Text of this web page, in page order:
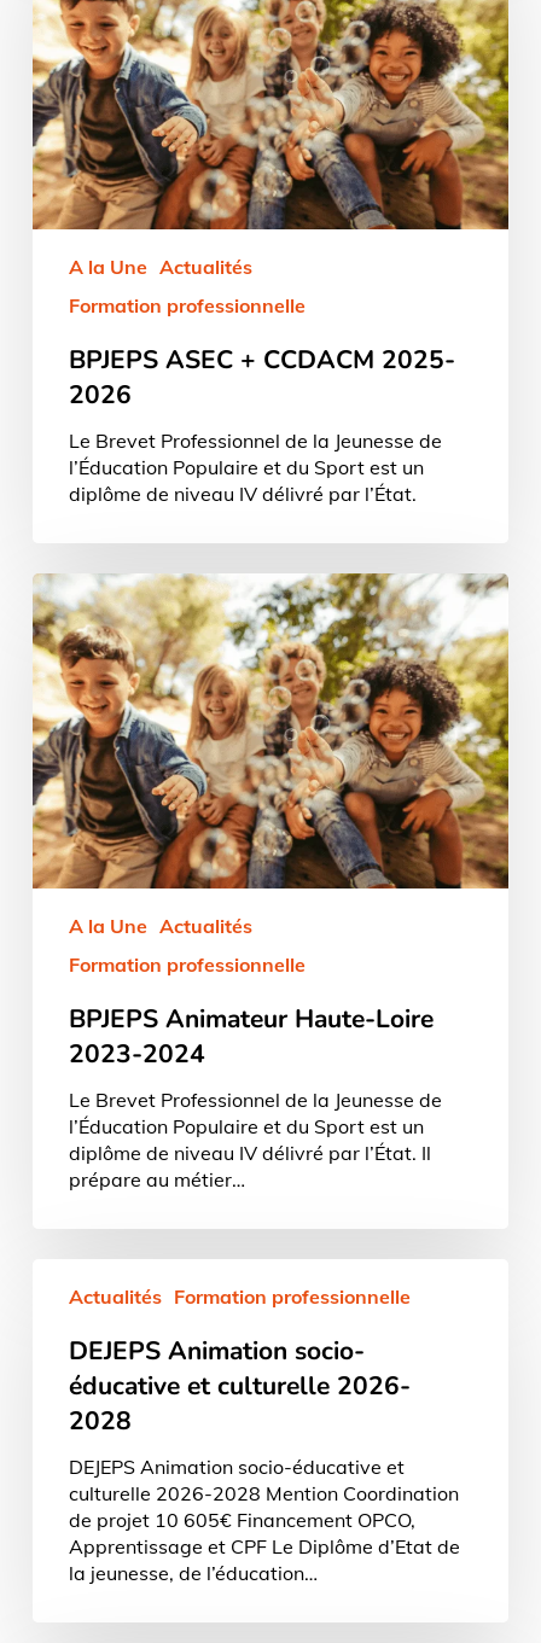
CCDACM
2025-
2026
A la Une Actualités
Formation professionnelle
BPJEPS ASEC + CCDACM 2025-
2026
Le Brevet Professionnel de la Jeunesse de
l’Éducation Populaire et du Sport est un
diplôme de niveau IV délivré par l’État.
BPJEPS
Animateur
Haute-
Loire
2023-
2024
A la Une Actualités
Formation professionnelle
BPJEPS Animateur Haute-Loire
2023-2024
Le Brevet Professionnel de la Jeunesse de
l’Éducation Populaire et du Sport est un
diplôme de niveau IV délivré par l’État. Il
prépare au métier…
Animation
éducative
2026-
2028
Actualités Formation professionnelle
DEJEPS Animation socio-
éducative et culturelle 2026-
2028
DEJEPS Animation socio-éducative et
culturelle 2026-2028 Mention Coordination
de projet 10 605€ Financement OPCO,
Apprentissage et CPF Le Diplôme d’Etat de
la jeunesse, de l’éducation…